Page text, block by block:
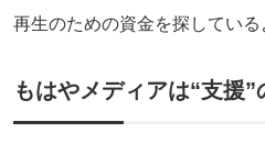
再生のための資金を探している
もはやメディアは“支援”